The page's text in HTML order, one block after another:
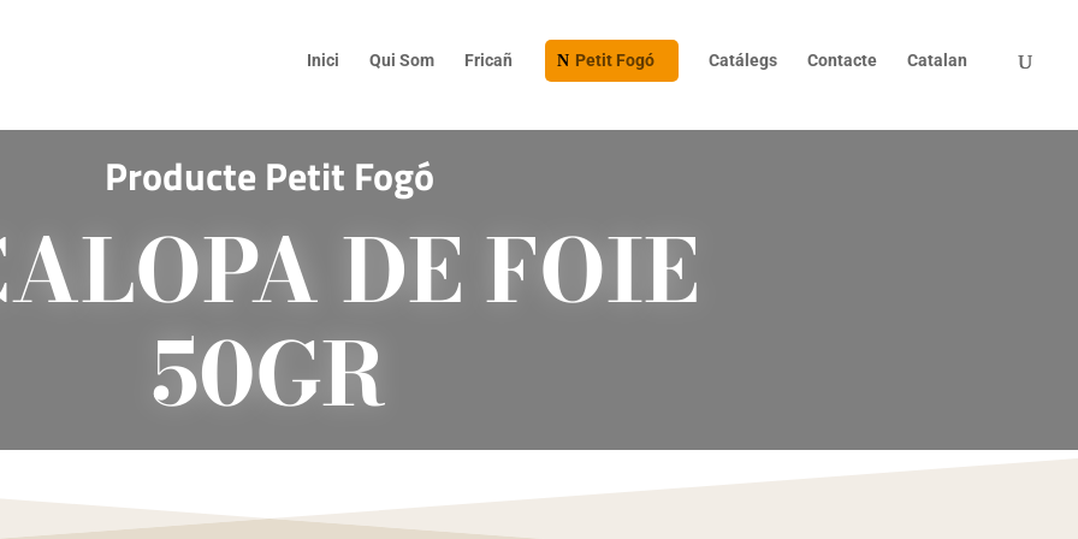
Inici Qui Som Fricañ Petit Fogó Catálegs Contacte Catalan
ProductePetit Fogó
DE FOIE
50GR